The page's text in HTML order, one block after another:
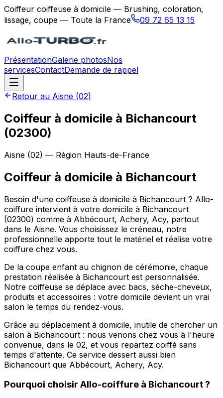
Coiffeur coiffeuse à domicile — Brushing, coloration,
lissage, coupe — Toute la France
09 72 65 13 15
PrésentationGalerie photosNos
servicesContactDemande de rappel
Retour au Aisne (02)
Coiffeur à domicile à Bichancourt
(02300)
Aisne (02) — Région Hauts-de-France
Coiffeur à domicile à Bichancourt
Besoin d'une coiffeuse à domicile à Bichancourt ? Allo-
coiffure intervient à votre domicile à Bichancourt
(02300) comme à Abbécourt, Achery, Acy, partout
dans le Aisne. Vous choisissez le créneau, notre
professionnelle apporte tout le matériel et réalise votre
coiffure chez vous.
De la coupe enfant au chignon de cérémonie, chaque
prestation réalisée à Bichancourt est personnalisée.
Notre coiffeuse se déplace avec bacs, sèche-cheveux,
produits et accessoires : votre domicile devient un vrai
salon le temps du rendez-vous.
Grâce au déplacement à domicile, inutile de chercher un
salon à Bichancourt : nous venons chez vous à l'heure
convenue, dans le 02, et vous repartez coiffé sans
temps d'attente. Ce service dessert aussi bien
Bichancourt que Abbécourt, Achery, Acy.
Pourquoi choisir Allo-coiffure à Bichancourt?